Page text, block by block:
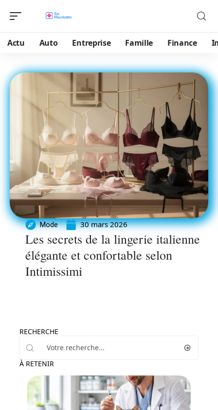
Actu Auto Entreprise Famille Finance
Mode 30 mars 2026
Les secrets de la lingerie italienne
élégante et confortable selon
Intimissimi
RECHERCHE
À RETENIR